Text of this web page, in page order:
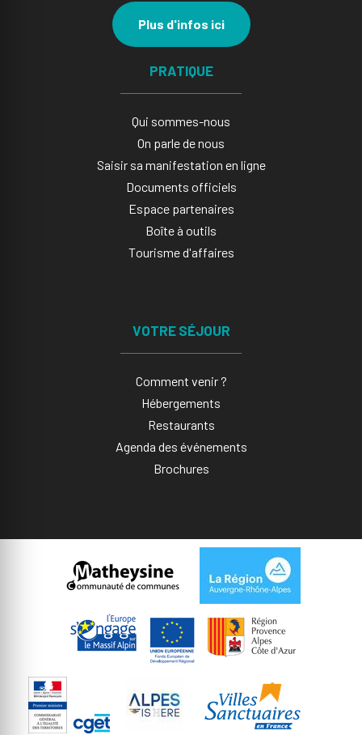
Plus d'infos ici
PRATIQUE
Qui sommes-nous
On parle de nous
Saisir sa manifestation en ligne​
Documents officiels
Espace partenaires
Boîte à outils
Tourisme d'affaires
VOTRE SÉJOUR
Comment venir ?
Hébergements
Restaurants
Agenda des événements
Brochures